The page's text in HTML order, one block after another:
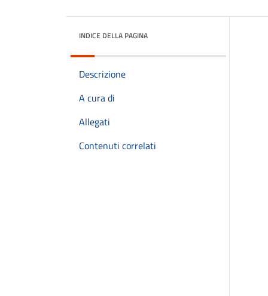
INDICE DELLA PAGINA
Descrizione
A cura di
Allegati
Contenuti correlati